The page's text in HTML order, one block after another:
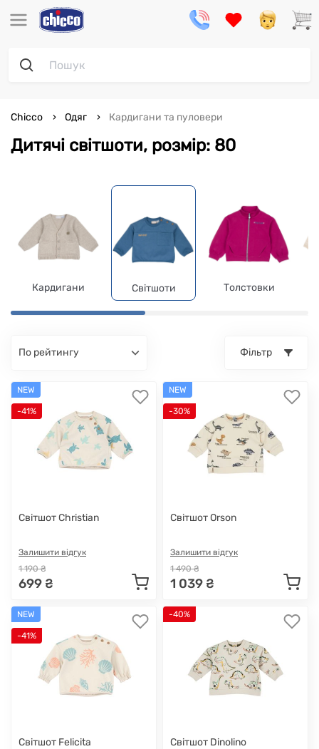
Дитячі світшоти, розмір: 80
Chicco Одяг Кардигани та пуловери
Кардигани Світшоти Толстовки
по рейтингу Фільтр
NEW
-41%
Світшот Christian
Залишити відгук
1 190 ₴
699 ₴
NEW
-30%
Світшот Orson
Залишити відгук
1 490 ₴
1 039 ₴
NEW
-41%
Світшот Felicita
-40%
Світшот Dinolino